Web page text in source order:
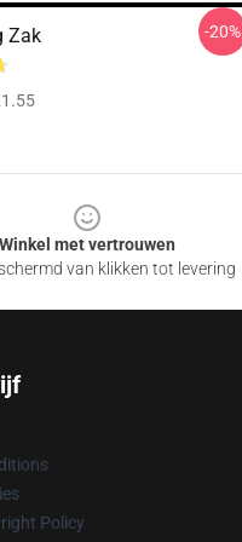
Zak -20%
Winkel met vertrouwen
van klikken tot levering
Policy